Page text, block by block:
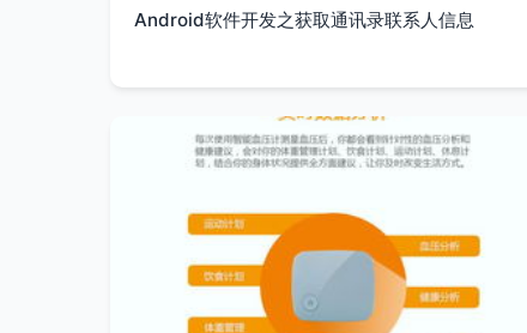
Android软件开发之获取通讯录联系人信息